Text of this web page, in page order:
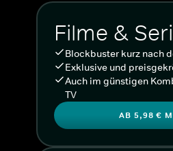
Filme &
Blockbuster kurz nach
Exklusive und
Auch im günstigen
TV
AB 5,98 €